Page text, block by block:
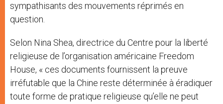
sympathisants des mouvements réprimés en
question.
Selon Nina Shea, directrice du Centre pour la liberté
religieuse de l’organisation américaine Freedom
House, « ces documents fournissent la preuve
irréfutable que la Chine reste déterminée à éradiquer
toute forme de pratique religieuse qu’elle ne peut